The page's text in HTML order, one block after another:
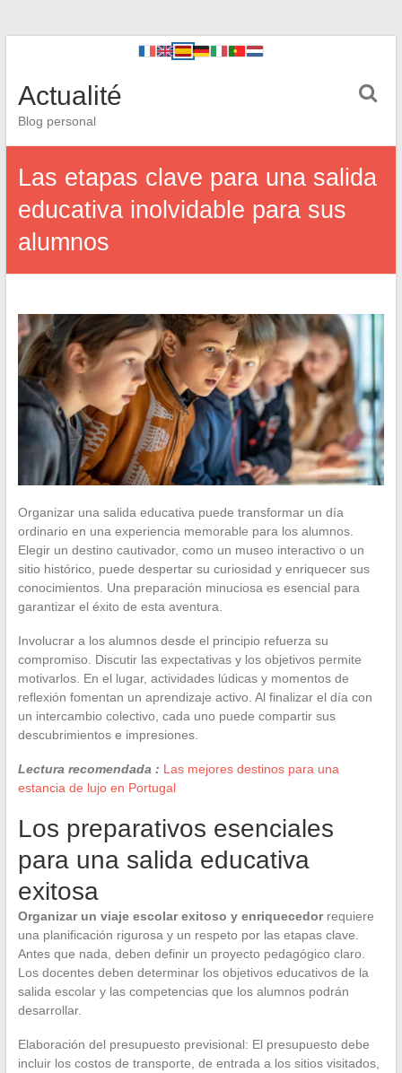
Actualité
Blog personal
Las etapas clave para una salida
educativa inolvidable para sus
alumnos
Organizar una salida educativa puede transformar un día
ordinario en una experiencia memorable para los alumnos.
Elegir un destino cautivador, como un museo interactivo o un
sitio histórico, puede despertar su curiosidad y enriquecer sus
conocimientos. Una preparación minuciosa es esencial para
garantizar el éxito de esta aventura.
Involucrar a los alumnos desde el principio refuerza su
compromiso. Discutir las expectativas y los objetivos permite
motivarlos. En el lugar, actividades lúdicas y momentos de
reflexión fomentan un aprendizaje activo. Al finalizar el día con
un intercambio colectivo, cada uno puede compartir sus
descubrimientos e impresiones.
Lectura recomendada : Las mejores destinos para una
estancia de lujo en Portugal
Los preparativos esenciales
para una salida educativa
exitosa
Organizar un viaje escolar exitoso y enriquecedorrequiere
una planificación rigurosa y un respeto por las etapas clave.
Antes que nada, deben definir un proyecto pedagógico claro.
Los docentes deben determinar los objetivos educativos de la
salida escolar y las competencias que los alumnos podrán
desarrollar.
Elaboración del presupuesto previsional: El presupuesto debe
incluir los costos de transporte, de entrada a los sitios visitados,